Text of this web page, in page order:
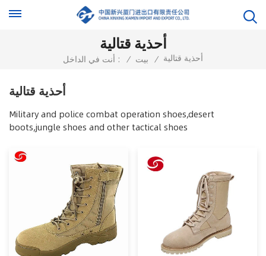
أحذية قتالية
أنت في الداخل : / بيت / أحذية قتالية
أحذية قتالية
Military and police combat operation shoes,desert
boots,jungle shoes and other tactical shoes